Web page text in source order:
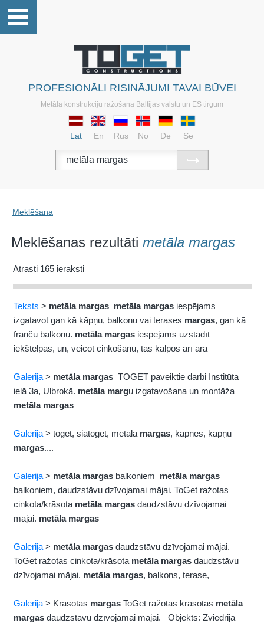
PROFESIONĀLI RISINĀJUMI TAVAI BŪVEI
Metāla konstrukciju ražošana Baltijas valstu un ES tirgum
Lat En Rus No De Se
Meklēšana
Meklēšanas rezultāti metāla margas
Atrasti 165 ieraksti
Teksts > metāla margas metāla margas iespējams
izgatavot gan kā kāpņu, balkonu vai terases margas, gan kā
franču balkonu. metāla margas iespējams uzstādīt
iekštelpās, un, veicot cinkošanu, tās kalpos arī āra
Galerija > metāla margas TOGET paveiktie darbi Institūta
ielā 3a, Ulbrokā. metāla margu izgatavošana un montāža
metāla margas
Galerija > toget, siatoget, metala margas, kāpnes, kāpņu
margas....
Galerija > metāla margas balkoniem metāla margas
balkoniem, daudzstāvu dzīvojamai mājai. ToGet ražotas
cinkota/krāsota metāla margas daudzstāvu dzīvojamai
mājai. metāla margas
Galerija > metāla margas daudzstāvu dzīvojamai mājai.
ToGet ražotas cinkota/krāsota metāla margas daudzstāvu
dzīvojamai mājai. metāla margas, balkons, terase,
Galerija > Krāsotas margas ToGet ražotas krāsotas metāla
margas daudzstāvu dzīvojamai mājai. Objekts: Zviedrijā